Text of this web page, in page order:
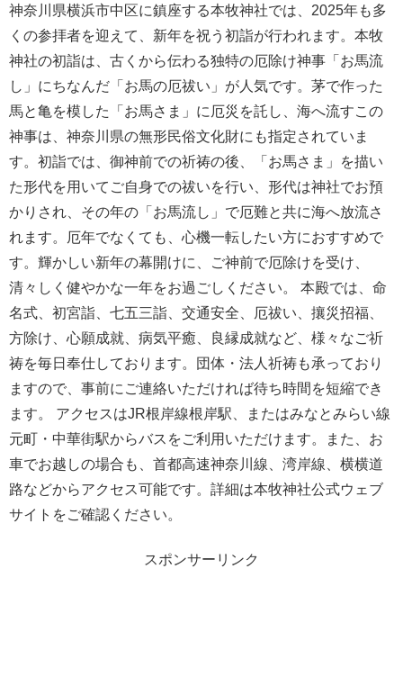
神奈川県横浜市中区に鎮座する本牧神社では、2025年も多
くの参拝者を迎えて、新年を祝う初詣が行われます。本牧
神社の初詣は、古くから伝わる独特の厄除け神事「お馬流
し」にちなんだ「お馬の厄祓い」が人気です。茅で作った
馬と亀を模した「お馬さま」に厄災を託し、海へ流すこの
神事は、神奈川県の無形民俗文化財にも指定されていま
す。初詣では、御神前での祈祷の後、「お馬さま」を描い
た形代を用いてご自身での祓いを行い、形代は神社でお預
かりされ、その年の「お馬流し」で厄難と共に海へ放流さ
れます。厄年でなくても、心機一転したい方におすすめで
す。輝かしい新年の幕開けに、ご神前で厄除けを受け、
清々しく健やかな一年をお過ごしください。 本殿では、命
名式、初宮詣、七五三詣、交通安全、厄祓い、攘災招福、
方除け、心願成就、病気平癒、良縁成就など、様々なご祈
祷を毎日奉仕しております。団体・法人祈祷も承っており
ますので、事前にご連絡いただければ待ち時間を短縮でき
ます。 アクセスはJR根岸線根岸駅、またはみなとみらい線
元町・中華街駅からバスをご利用いただけます。また、お
車でお越しの場合も、首都高速神奈川線、湾岸線、横横道
路などからアクセス可能です。詳細は本牧神社公式ウェブ
サイトをご確認ください。
スポンサーリンク